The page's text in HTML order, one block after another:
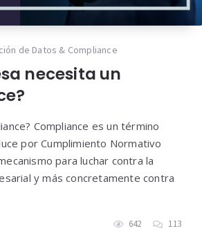
de Datos & Compliance
necesita un
Compliance es un término
por Cumplimiento Normativo
para luchar contra la
y más concretamente contra
642 113